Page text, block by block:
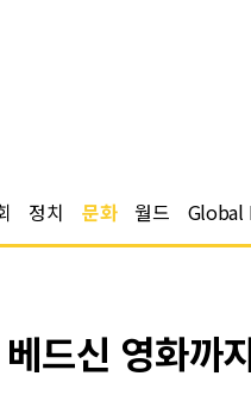
정치 문화 월드
드신 영화